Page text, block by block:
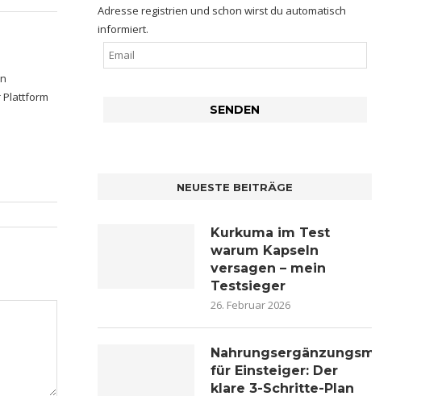
Plattform
Adresse registrien und schon wirst du automatisch
informiert.
NEUESTE BEITRÄGE
Kurkuma im Test
warum Kapseln
versagen – mein
Testsieger
26. Februar 2026
Nahrungsergänzungsmittel
für Einsteiger: Der
klare 3-Schritte-Plan